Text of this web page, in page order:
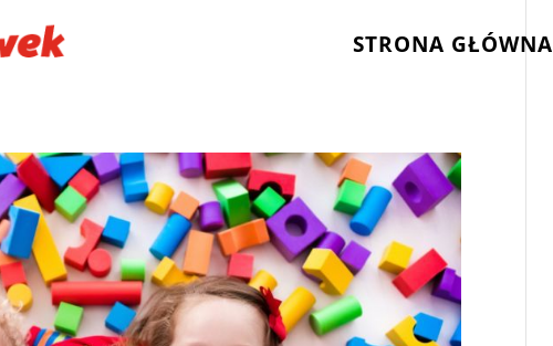
STRONA GŁÓWNA